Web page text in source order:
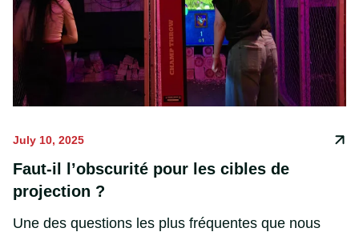
July 10, 2025
Faut-il l’obscurité pour les cibles de
projection ?
Une des questions les plus fréquentes que nous